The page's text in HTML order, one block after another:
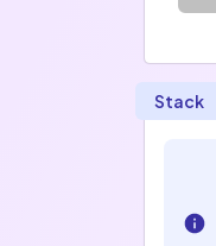
Stack